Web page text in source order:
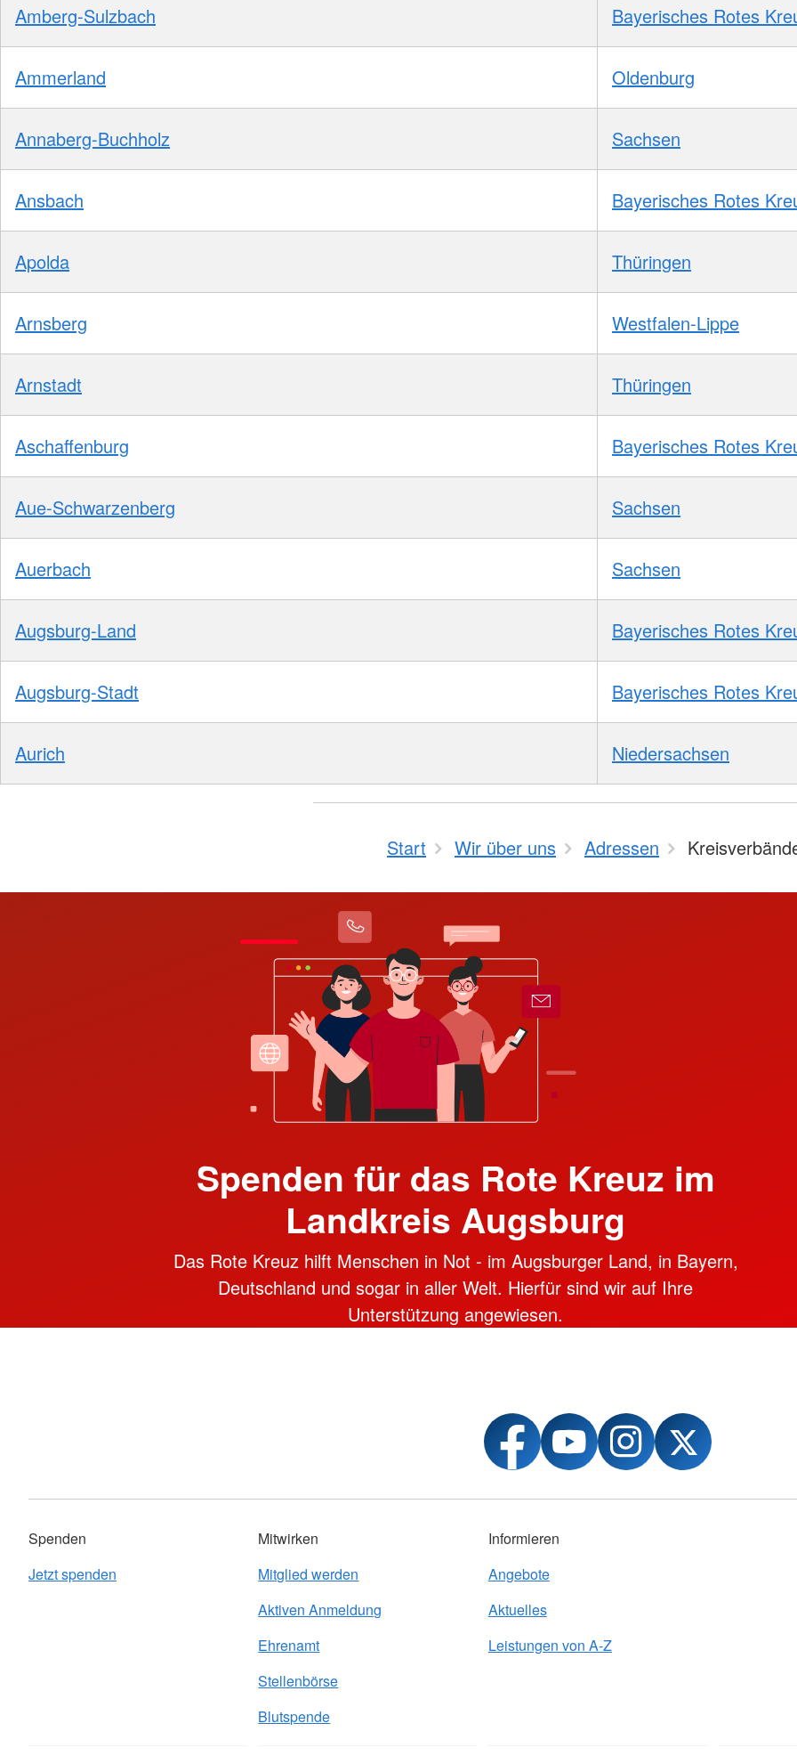
Amberg-Sulzbach Bayerisches Rotes
Ammerland Oldenburg
Annaberg-Buchholz Sachsen
Ansbach Bayerisches Rotes
Apolda Thüringen
Arnsberg Westfalen-Lippe
Arnstadt Thüringen
Aschaffenburg Bayerisches Rotes
Aue-Schwarzenberg Sachsen
Auerbach Sachsen
Augsburg-Land Bayerisches Rotes
Augsburg-Stadt Bayerisches Rotes
Aurich Niedersachsen
Start Wir über uns Adressen
Spenden für das Rote Kreuz im
Landkreis Augsburg
Das Rote Kreuz hilft Menschen in Not - im Augsburger Land, in Bayern,
Deutschland und sogar in aller Welt. Hierfür sind wir auf Ihre
Unterstützung angewiesen.
Spenden
Jetzt spenden
Mitwirken
Mitglied werden
Aktiven Anmeldung
Ehrenamt
Stellenbörse
Blutspende
Informieren
Angebote
Aktuelles
Leistungen von A-Z